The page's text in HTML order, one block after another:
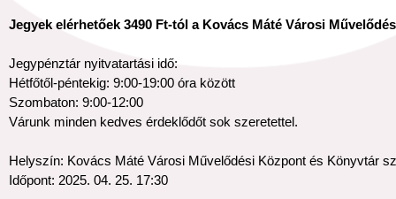
Jegyek elérhetőek 3490 Ft-tól a Kovács Máté Városi
Jegypénztár nyitvatartási idő:
Hétfőtől-péntekig: 9:00-19:00 óra között
Szombaton: 9:00-12:00
Várunk minden kedves érdeklődőt sok szeretettel.
Helyszín: Kovács Máté Városi Művelődési Központ és Könyvtár
Időpont: 2025. 04. 25. 17:30